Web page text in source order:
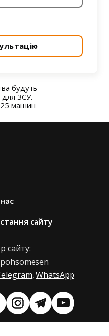
будуть
для ЗСУ.
машин.
сайту
сайту:
, WhatsApp